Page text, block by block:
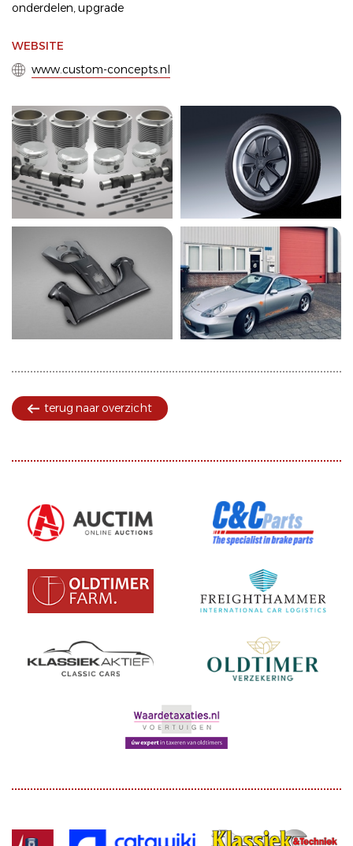
onderdelen,upgrade
WEBSITE
www.custom-concepts.nl
terug naar overzicht